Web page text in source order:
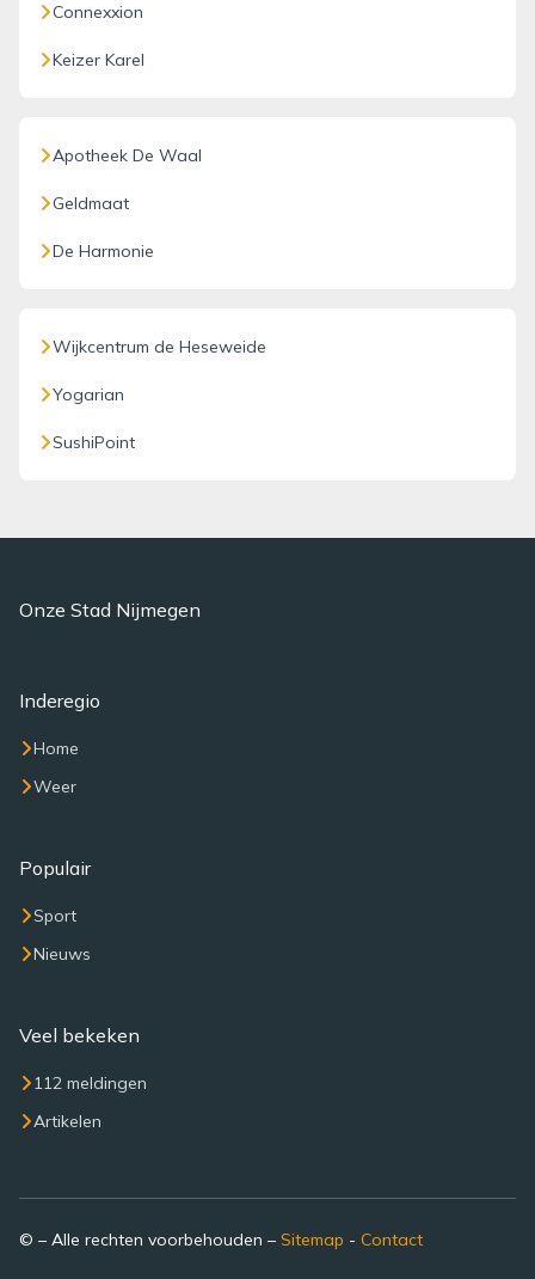
Connexxion
Keizer Karel
Apotheek De Waal
Geldmaat
De Harmonie
Wijkcentrum de Heseweide
Yogarian
SushiPoint
Onze Stad Nijmegen
Inderegio
Home
Weer
Populair
Sport
Nieuws
Veel bekeken
112 meldingen
Artikelen
© – Alle rechten voorbehouden – Sitemap - Contact